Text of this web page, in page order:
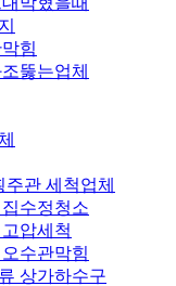
힘
뚫는업체
관 세척업체
수정청소
압세척
수관막힘
상가하수구